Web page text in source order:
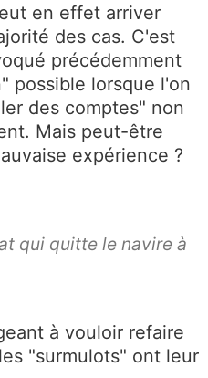
en effet arriver
des cas. C'est
précédemment
possible lorsque l'on
des comptes" non
Mais peut-être
expérience ?
qui quitte le navire à
à vouloir refaire
"surmulots" ont leur